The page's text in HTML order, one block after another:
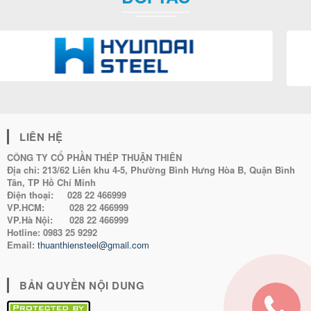
LIÊN HỆ
CÔNG TY CỔ PHẦN THÉP THUẬN THIÊN
Địa chỉ: 213/62 Liên khu 4-5, Phường Bình Hưng Hòa B, Quận Bình
Tân, TP Hồ Chí Minh
Điện thoại:
028 22 466999
VP.HCM:
028 22 466999
VP.Hà Nội:
028 22 466999
Hotline: 0983 25 9292
Email: thuanthiensteel@gmail.com
BẢN QUYỀN NỘI DUNG